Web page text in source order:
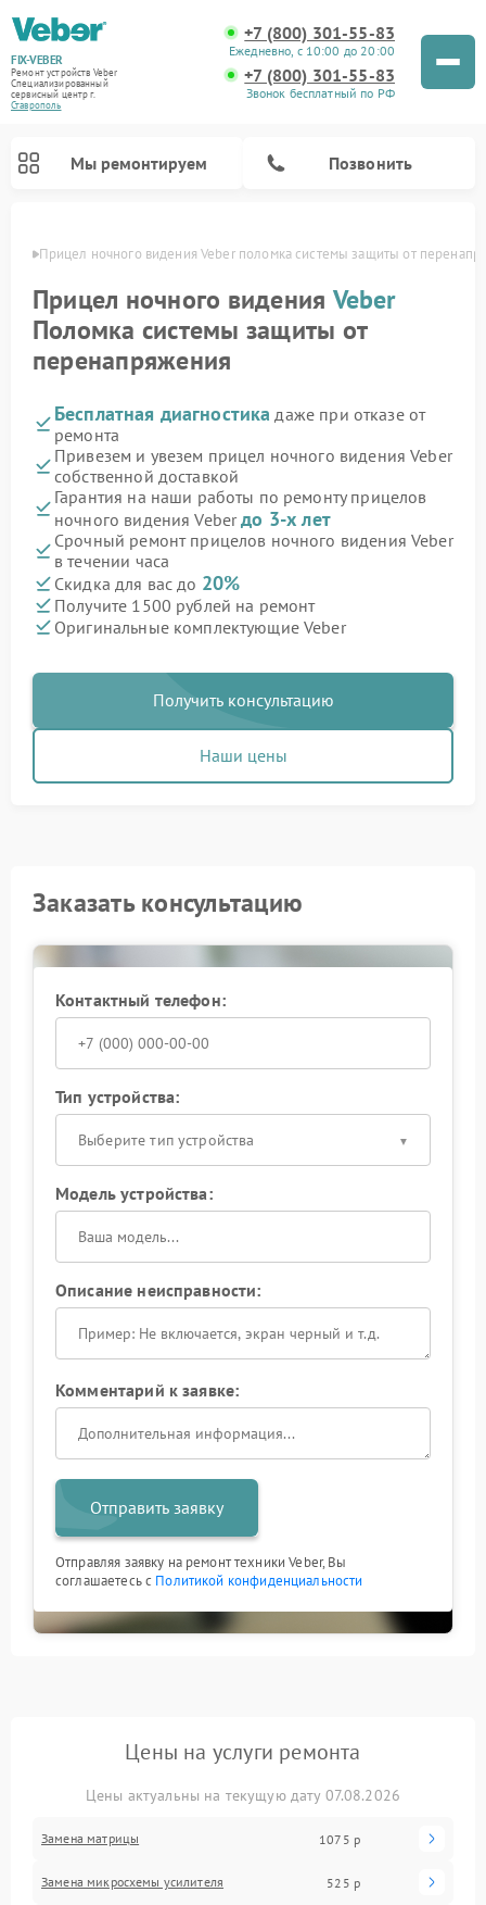
FIX-VEBER
Ремонт устройств Veber
Специализированный
cервисный центр г.
Ставрополь
+7 (800) 301-55-83
Ежедневно, с 10:00 до 20:00
+7 (800) 301-55-83
Звонок бесплатный по РФ
Мы ремонтируем Позвонить
Прицел ночного видения Veber поломка системы защиты от
Прицел ночного видения Veber
Поломка системы защиты от
перенапряжения
Бесплатная диагностика даже при отказе от
ремонта
Привезем и увезем прицел ночного видения Veber
собственной доставкой
Гарантия на наши работы по ремонту прицелов
ночного видения Veberдо 3-х лет
Срочный ремонт прицелов ночного видения Veber
в течении часа
Скидка для вас до 20%
Получите 1500 рублей на ремонт
Оригинальные комплектующие Veber
Получить консультацию
Наши цены
Заказать консультацию
Контактный телефон:
Тип устройства:
Выберите тип устройства
Модель устройства:
Описание неисправности:
Комментарий к заявке:
Отправить заявку
Отправляя заявку на ремонт техники Veber, Вы
соглашаетесь с Политикой конфиденциальности
Цены на услуги ремонта
Цены актуальны на текущую дату 07.08.2026
Замена матрицы 1075 р
Замена микросхемы усилителя 525 р